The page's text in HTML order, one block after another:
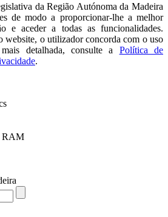
da Região Autónoma da Madeira
de modo a proporcionar-lhe a melhor
e aceder a todas as funcionalidades.
website, o utilizador concorda com o uso
detalhada, consulte a
Política de
.